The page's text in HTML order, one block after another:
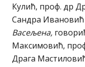
Кулић, проф. др
Сандра Ивановић
Васељена,
Максимовић,
Драга